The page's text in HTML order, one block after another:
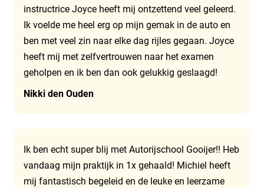
instructrice Joyce heeft mij ontzettend veel geleerd.
Ik voelde me heel erg op mijn gemak in de auto en
ben met veel zin naar elke dag rijles gegaan. Joyce
heeft mij met zelfvertrouwen naar het examen
geholpen en ik ben dan ook gelukkig geslaagd!
Nikki den Ouden
Ik ben echt super blij met Autorijschool Gooijer!! Heb
vandaag mijn praktijk in 1x gehaald! Michiel heeft
mij fantastisch begeleid en de leuke en leerzame